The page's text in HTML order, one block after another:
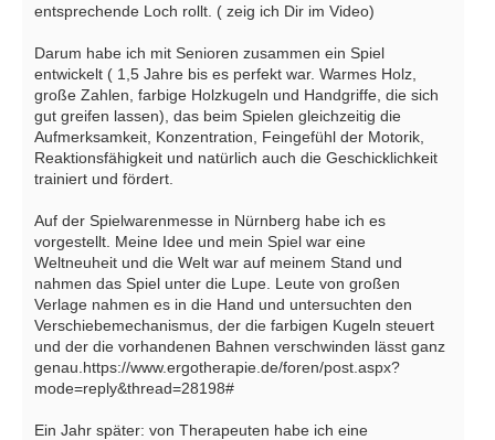
entsprechende Loch rollt. ( zeig ich Dir im Video)
Darum habe ich mit Senioren zusammen ein Spiel
entwickelt ( 1,5 Jahre bis es perfekt war. Warmes Holz,
große Zahlen, farbige Holzkugeln und Handgriffe, die sich
gut greifen lassen), das beim Spielen gleichzeitig die
Aufmerksamkeit, Konzentration, Feingefühl der Motorik,
Reaktionsfähigkeit und natürlich auch die Geschicklichkeit
trainiert und fördert.
Auf der Spielwarenmesse in Nürnberg habe ich es
vorgestellt. Meine Idee und mein Spiel war eine
Weltneuheit und die Welt war auf meinem Stand und
nahmen das Spiel unter die Lupe. Leute von großen
Verlage nahmen es in die Hand und untersuchten den
Verschiebemechanismus, der die farbigen Kugeln steuert
und der die vorhandenen Bahnen verschwinden lässt ganz
genau.https://www.ergotherapie.de/foren/post.aspx?
mode=reply&thread=28198#
Ein Jahr später: von Therapeuten habe ich eine